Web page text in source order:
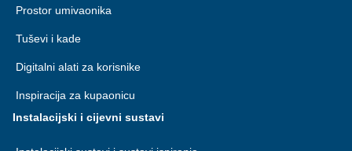
Prostor umivaonika
Tuševi i kade
Digitalni alati za korisnike
Inspiracija za kupaonicu
Instalacijski i cijevni sustavi